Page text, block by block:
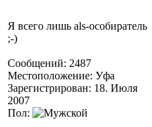
Я всего лишь als-особиратель
;-)
Сообщений: 2487
Местоположение: Уфа
Зарегистрирован: 18. Июля
2007
Пол: